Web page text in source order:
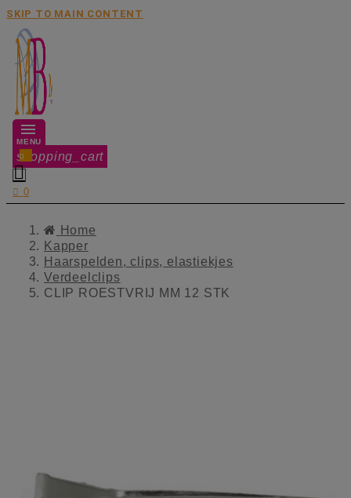
SKIP TO MAIN CONTENT
MENU
shopping_cart
0

 0
Home
Kapper
Haarspelden, clips, elastiekjes
Verdeelclips
CLIP ROESTVRIJ MM 12 STK